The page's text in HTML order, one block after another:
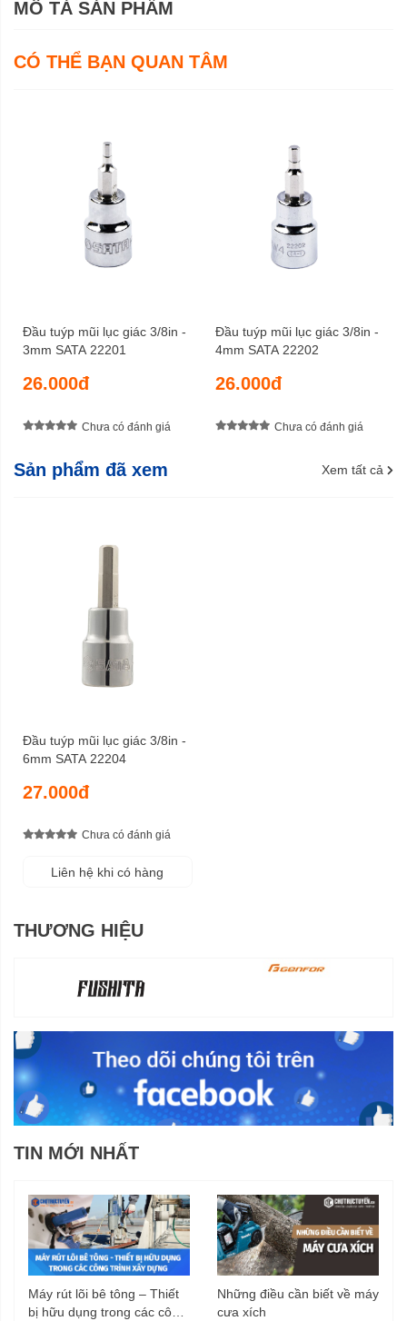
MÔ TẢ SẢN PHẨM
CÓ THỂ BẠN QUAN TÂM
Đầu tuýp mũi lục giác 3/8in -
3mm SATA 22201
26.000đ
Chưa có đánh giá
Đầu tuýp mũi lục giác 3/8in -
4mm SATA 22202
26.000đ
Chưa có đánh giá
Sản phẩm đã xem Xem tất cả
Đầu tuýp mũi lục giác 3/8in -
6mm SATA 22204
27.000đ
Chưa có đánh giá
Liên hệ khi có hàng
THƯƠNG HIỆU
TIN MỚI NHẤT
Máy rút lõi bê tông – Thiết
bị hữu dụng trong các công
Những điều cần biết về máy
cưa xích